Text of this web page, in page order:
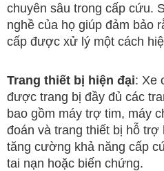
chuyên sâu trong cấp cứu.
nghề của họ giúp đảm bảo
cấp được xử lý một cách
Trang thiết bị hiện đại: Xe
được trang bị đầy đủ các
bao gồm máy trợ tim, máy
đoán và trang thiết bị hỗ
tăng cường khả năng cấp
tai nạn hoặc biến chứng.